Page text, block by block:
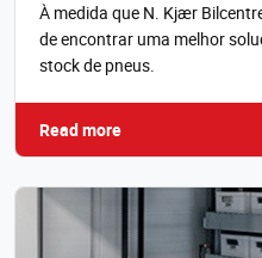
À medida que N. Kjær
de encontrar uma melhor
stock de pneus.
Read more